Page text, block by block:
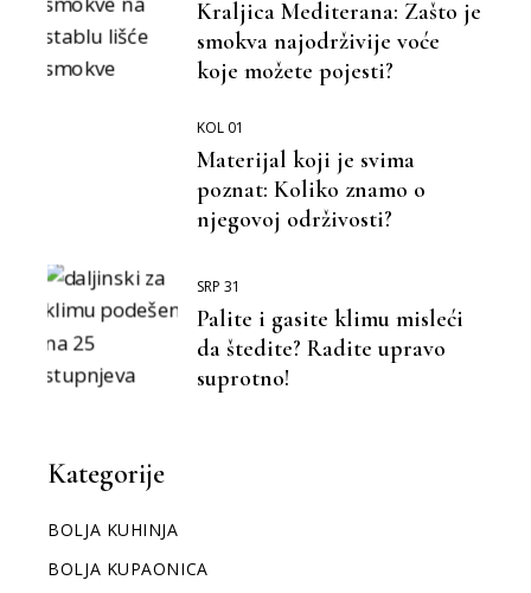
Kraljica Mediterana: Zašto je
smokva najodrživije voće
koje možete pojesti?
KOL 01
Materijal koji je svima
poznat: Koliko znamo o
njegovoj održivosti?
SRP 31
Palite i gasite klimu misleći
da štedite? Radite upravo
suprotno!
Kategorije
BOLJA KUHINJA
BOLJA KUPAONICA